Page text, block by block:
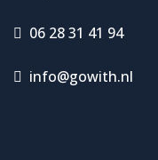
06 28 31 41 94
info@gowith.nl